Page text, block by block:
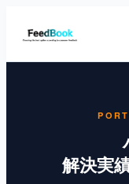
解決実